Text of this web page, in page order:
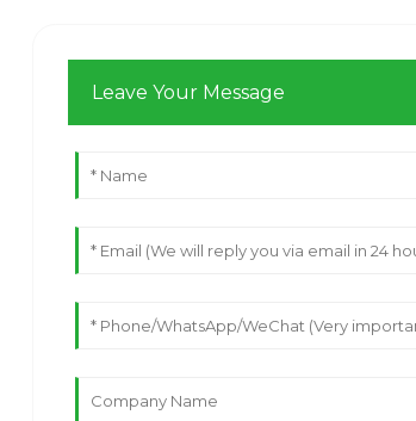
Leave Your Message